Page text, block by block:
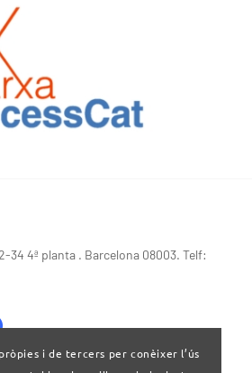
34 4ª planta . Barcelona 08003. Telf:
i de tercers per conèixer l’ús